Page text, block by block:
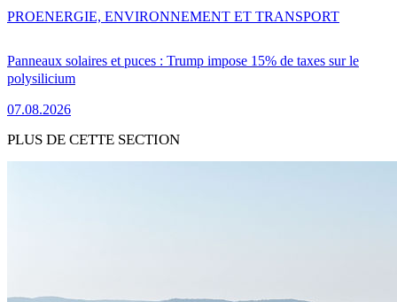
Panneaux solaires et puces : Trump impose 15% de taxes sur le
polysilicium
07.08.2026
PROENERGIE, ENVIRONNEMENT ET TRANSPORT
PLUS DE CETTE SECTION